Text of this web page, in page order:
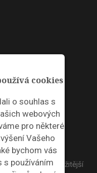
cookies
o souhlas s
webových
pro některé
Vašeho
bychom vás
s používáním
zasílat ty nejdůležitější